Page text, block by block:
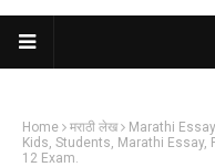
Home मराठी लेख
Marathi
Kids, Students, Marathi Essay,
12 Exam.